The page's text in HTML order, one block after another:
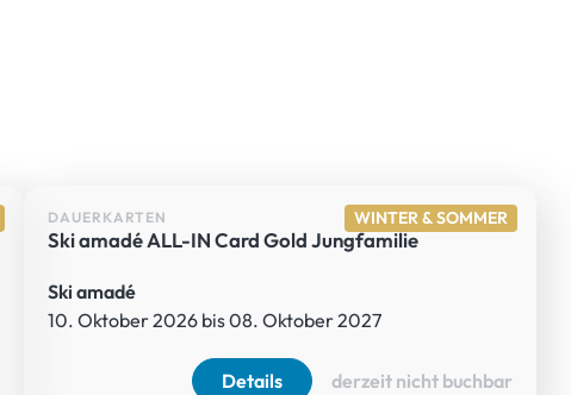
WINTER & SOMMER
DAUERKARTEN
Ski amadé ALL-IN Card Gold Jungfamilie
Ski amadé
10. Oktober 2026 bis 08. Oktober 2027
Details derzeit nicht buchbar